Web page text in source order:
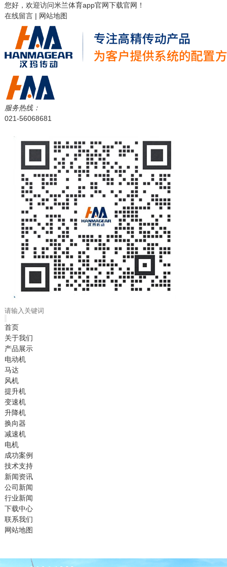
您好，欢迎访问米兰体育app官网下载官网！
在线留言| 网站地图
服务热线：
021-56068681
首页
关于我们
产品展示
电动机
马达
风机
提升机
变速机
升降机
换向器
减速机
电机
成功案例
技术支持
新闻资讯
公司新闻
行业新闻
下载中心
联系我们
网站地图